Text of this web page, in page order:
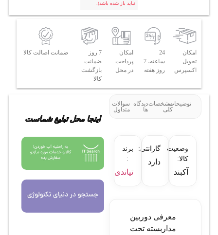
نباید باز شده باشد).
امکان
تحویل
اکسپرس
24
ساعته، 7
روز هفته
امکان
پرداخت
در محل
7 روز
ضمانت
بازگشت
کالا
ضمانت اصالت کالا
توضیحاتمشخصات
کلی
دیدگاه
ها
سوالات
متداول
وضعیت
کالا:
آکبند
گارانتی:
دارد
برند
:
تیاندی
معرفی دوربین
مداربسته تحت
اینجا محل تبلیغ شماست